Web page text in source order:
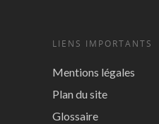
LIENS IMPORTANTS
Mentions légales
Plan du site
Glossaire